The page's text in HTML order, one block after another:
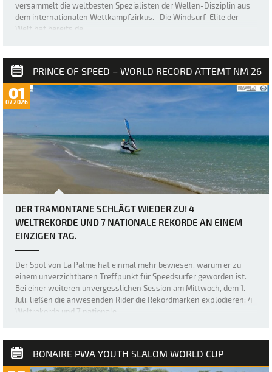
versammelt die weltbesten Spezialisten der Wellen-Disziplin aus
dem internationalen Wettkampfzirkus. Die Windsurf-Elite der
Welt hat bereits de…
PRINCE OF SPEED – WORLD RECORD ATTEMT NM 26
01
07.2026
DER TRAMONTANE SCHLÄGT WIEDER ZU! 4
WELTREKORDE UND 7 NATIONALE REKORDE AN EINEM
EINZIGEN TAG.
Der Spot von La Palme hat einmal mehr bewiesen, warum er zu
einem unverzichtbaren Treffpunkt für Speedsurfer geworden ist.
Bei einer weiteren unvergesslichen Session am Mittwoch, dem 1.
Juli, ließen die anwesenden Rider die Rekordmarken explodieren: 4
Weltrekorde und 7 nationale…
BONAIRE PWA YOUTH SLALOM WORLD CUP